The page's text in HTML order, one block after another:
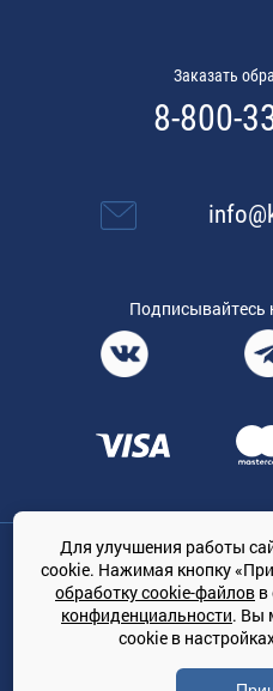
Заказать
8-800-
Подписывайтесь
Общество с ограниченной
1167847364079, 197022, г.
КЛИМАТПРОФ.ONLINE -
климатической
© Сайт
Для улучшения работы
cookie. Нажимая кнопку
обработку cookie-файлов в
конфиденциальности. Вы
cookie в